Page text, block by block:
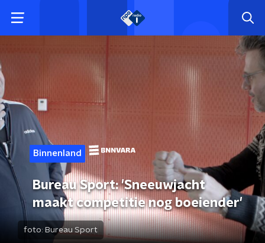
Binnenland
Bureau Sport: 'Sneeuwjacht
maakt competitie nog boeiender'
foto: Bureau Sport